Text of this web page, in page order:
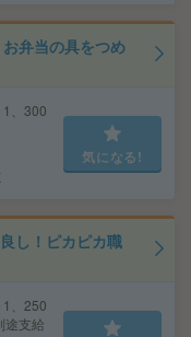
弁当の具をつめ
、300
気になる!
し！ピカピカ職
、250
途支給